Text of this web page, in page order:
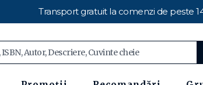
Transport gratuit la comenzi de peste